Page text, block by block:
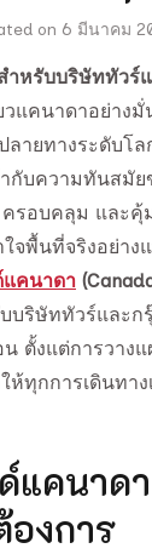
on 6 มีนาคม
หรับบริษัททัวร์
แคนาดาอย่างมั่
ลายทางระดับโ
กับความทันสมัย
รอบคลุม และคุ้
จพื้นที่จริงอย่าง
คนาดา
บริษัททัวร์และก
ตั้งแต่การวางแ
ห้ทุกการเดินทาง
แคนาด
องการ